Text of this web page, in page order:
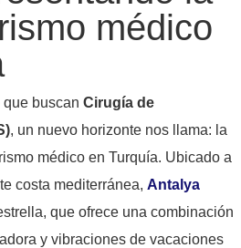
médico
que buscan Cirugía de
, un nuevo horizonte nos llama: la
médico en Turquía. Ubicado a
costa mediterránea, Antalya
que ofrece una combinación
y vibraciones de vacaciones